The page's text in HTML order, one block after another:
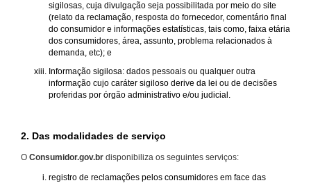
sigilosas, cuja divulgação seja possibilitada por meio do site
(relato da reclamação, resposta do fornecedor, comentário final
do consumidor e informações estatísticas, tais como, faixa etária
dos consumidores, área, assunto, problema relacionados à
demanda, etc); e
Informação sigilosa: dados pessoais ou qualquer outra
informação cujo caráter sigiloso derive da lei ou de decisões
proferidas por órgão administrativo e/ou judicial.
2. Das modalidades de serviço
O Consumidor.gov.br disponibiliza os seguintes serviços:
registro de reclamações pelos consumidores em face das